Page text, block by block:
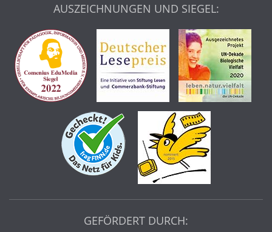
AUSZEICHNUNGEN UND SIEGEL:
GEFÖRDERT DURCH: